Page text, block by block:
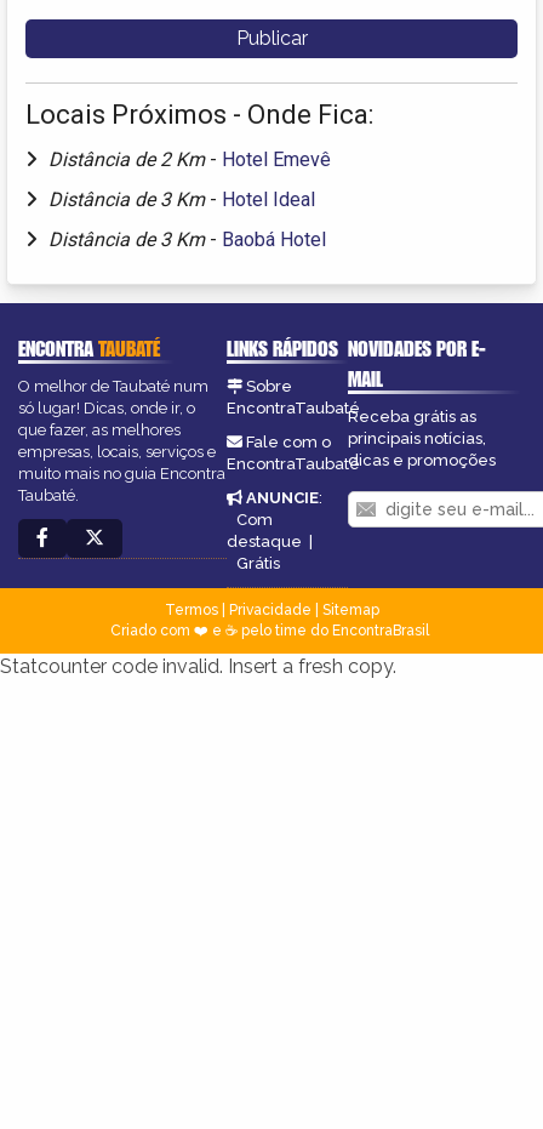
Locais Próximos - Onde Fica:
Distância de 2 Km - Hotel Emevê
Distância de 3 Km - Hotel Ideal
Distância de 3 Km - Baobá Hotel
ENCONTRATAUBATÉ
O melhor de Taubaté num
só lugar! Dicas, onde ir, o
que fazer, as melhores
empresas, locais, serviços e
muito mais no guia Encontra
Taubaté.
LINKS RÁPIDOS
Sobre
EncontraTaubaté
Fale com o
EncontraTaubaté
ANUNCIE:
Com
destaque
Grátis
NOVIDADES POR E-
MAIL
Receba grátis as
principais notícias,
dicas e promoções
Termos| Privacidade
Sitemap
Criado com ❤️ e ☕ pelo time do EncontraBrasil
Statcounter code invalid. Insert a fresh copy.